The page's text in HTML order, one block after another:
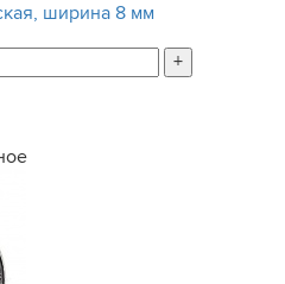
ширина 8 мм
+